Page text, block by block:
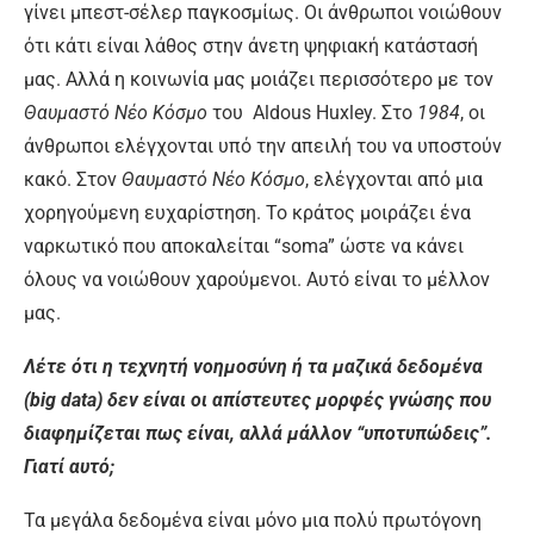
γίνει μπεστ-σέλερ παγκοσμίως. Οι άνθρωποι νοιώθουν
ότι κάτι είναι λάθος στην άνετη ψηφιακή κατάστασή
μας. Αλλά η κοινωνία μας μοιάζει περισσότερο με τον
Θαυμαστό Νέο Κόσμο του Aldous Huxley. Στο 1984, οι
άνθρωποι ελέγχονται υπό την απειλή του να υποστούν
κακό. Στον Θαυμαστό Νέο Κόσμο, ελέγχονται από μια
χορηγούμενη ευχαρίστηση. Το κράτος μοιράζει ένα
ναρκωτικό που αποκαλείται “soma” ώστε να κάνει
όλους να νοιώθουν χαρούμενοι. Αυτό είναι το μέλλον
μας.
Λέτε ότι η τεχνητή νοημοσύνη ή τα μαζικά δεδομένα
(big data) δεν είναι οι απίστευτες μορφές γνώσης που
διαφημίζεται πως είναι, αλλά μάλλον “υποτυπώδεις”.
Γιατί αυτό;
Τα μεγάλα δεδομένα είναι μόνο μια πολύ πρωτόγονη